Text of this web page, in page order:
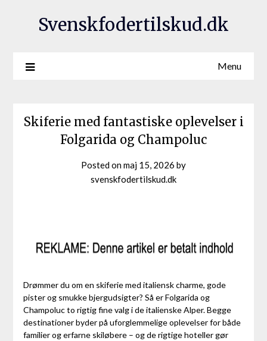
Svenskfodertilskud.dk
Menu
Skiferie med fantastiske oplevelser i
Folgarida og Champoluc
Posted onmaj 15, 2026 by
svenskfodertilskud.dk
Drømmer du om en skiferie med italiensk charme, gode
pister og smukke bjergudsigter? Så er Folgarida og
Champoluc to rigtig fine valg i de italienske Alper. Begge
destinationer byder på uforglemmelige oplevelser for både
familier og erfarne skiløbere – og de rigtige hoteller gør